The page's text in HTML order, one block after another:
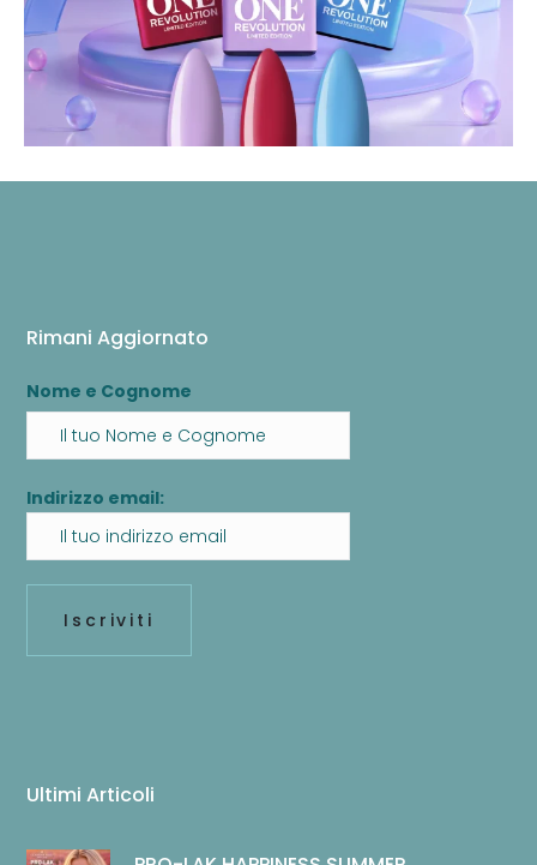
Rimani Aggiornato
Nome e Cognome
Indirizzo email:
Ultimi Articoli